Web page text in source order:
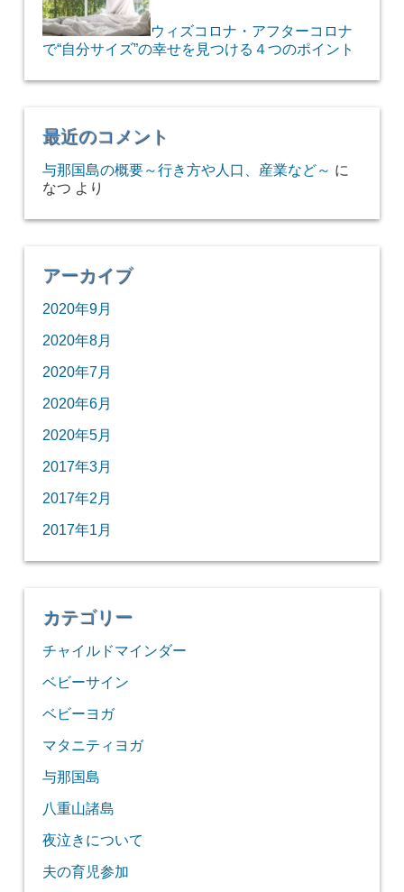
ウィズコロナ・アフターコロナ
で“自分サイズ”の幸せを見つける４つのポイント
最近のコメント
与那国島の概要～行き方や人口、産業など～ に
なつ より
アーカイブ
2020年9月
2020年8月
2020年7月
2020年6月
2020年5月
2017年3月
2017年2月
2017年1月
カテゴリー
チャイルドマインダー
ベビーサイン
ベビーヨガ
マタニティヨガ
与那国島
八重山諸島
夜泣きについて
夫の育児参加